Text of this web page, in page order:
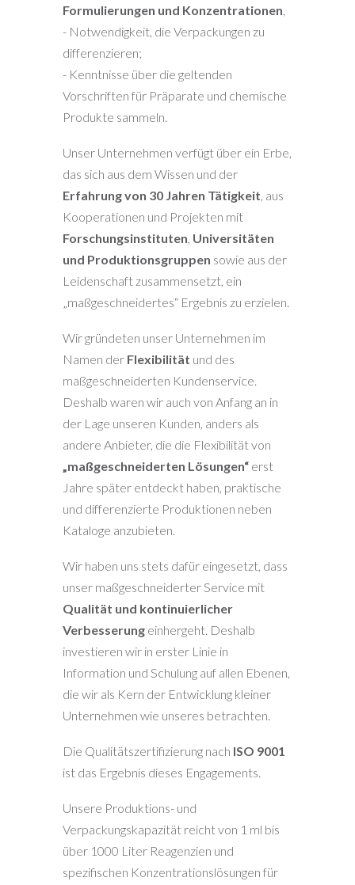
Formulierungen und Konzentrationen,
- Notwendigkeit, die Verpackungen zu
differenzieren;
- Kenntnisse über die geltenden
Vorschriften für Präparate und chemische
Produkte sammeln.
Unser Unternehmen verfügt über ein Erbe,
das sich aus dem Wissen und der
Erfahrung von 30 Jahren Tätigkeit, aus
Kooperationen und Projekten mit
Forschungsinstituten, Universitäten
und Produktionsgruppen sowie aus der
Leidenschaft zusammensetzt, ein
„maßgeschneidertes“ Ergebnis zu erzielen.
Wir gründeten unser Unternehmen im
Namen der Flexibilität und des
maßgeschneiderten Kundenservice.
Deshalb waren wir auch von Anfang an in
der Lage unseren Kunden, anders als
andere Anbieter, die die Flexibilität von
„maßgeschneiderten Lösungen“ erst
Jahre später entdeckt haben, praktische
und differenzierte Produktionen neben
Kataloge anzubieten.
Wir haben uns stets dafür eingesetzt, dass
unser maßgeschneiderter Service mit
Qualität und kontinuierlicher
Verbesserung einhergeht. Deshalb
investieren wir in erster Linie in
Information und Schulung auf allen Ebenen,
die wir als Kern der Entwicklung kleiner
Unternehmen wie unseres betrachten.
Die Qualitätszertifizierung nach ISO 9001
ist das Ergebnis dieses Engagements.
Unsere Produktions- und
Verpackungskapazität reicht von 1 ml bis
über 1000 Liter Reagenzien und
spezifischen Konzentrationslösungen für